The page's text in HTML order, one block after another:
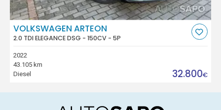
VOLKSWAGEN ARTEON
2.0 TDI ELEGANCE DSG - 150CV - 5P
2022
43.105 km
Diesel
32.800€